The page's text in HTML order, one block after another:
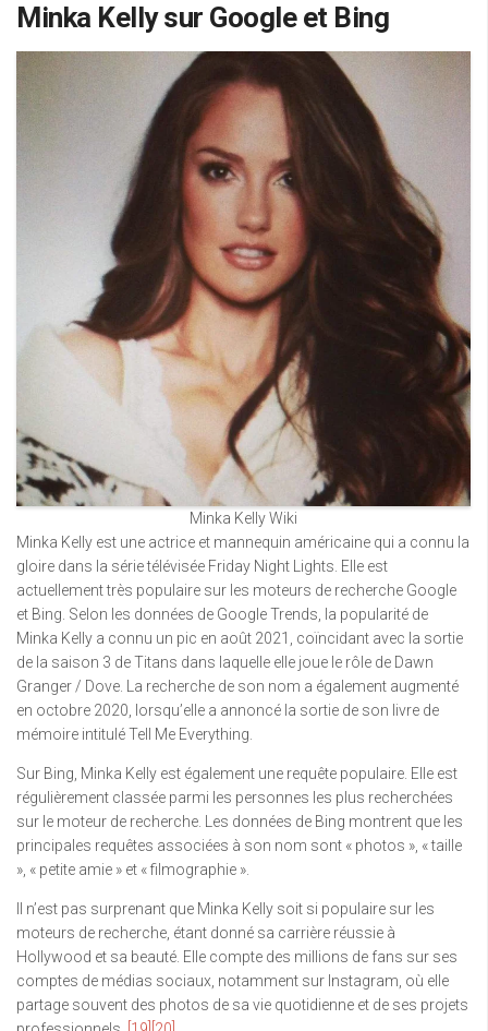
Minka Kelly sur Google et Bing
Minka Kelly Wiki
Minka Kelly est une actrice et mannequin américaine qui a connu la
gloire dans la série télévisée Friday Night Lights. Elle est
actuellement très populaire sur les moteurs de recherche Google
et Bing. Selon les données de Google Trends, la popularité de
Minka Kelly a connu un pic en août 2021, coïncidant avec la sortie
de la saison 3 de Titans dans laquelle elle joue le rôle de Dawn
Granger / Dove. La recherche de son nom a également augmenté
en octobre 2020, lorsqu’elle a annoncé la sortie de son livre de
mémoire intitulé Tell Me Everything.
Sur Bing, Minka Kelly est également une requête populaire. Elle est
régulièrement classée parmi les personnes les plus recherchées
sur le moteur de recherche. Les données de Bing montrent que les
principales requêtes associées à son nom sont « photos », « taille
», « petite amie » et « filmographie ».
Il n’est pas surprenant que Minka Kelly soit si populaire sur les
moteurs de recherche, étant donné sa carrière réussie à
Hollywood et sa beauté. Elle compte des millions de fans sur ses
comptes de médias sociaux, notamment sur Instagram, où elle
partage souvent des photos de sa vie quotidienne et de ses projets